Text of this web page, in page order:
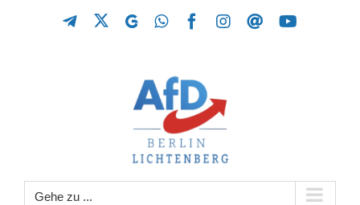
TelegramGETTRWhatsAppFacebook
Instagram
Threads
Gehe zu ...